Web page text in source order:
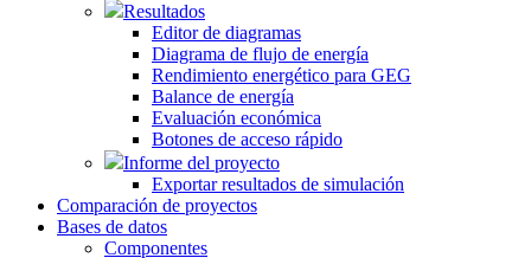
Resultados
Editor de diagramas
Diagrama de flujo de energía
Rendimiento energético para GEG
Balance de energía
Evaluación económica
Botones de acceso rápido
Informe del proyecto
Exportar resultados de simulación
Comparación de proyectos
Bases de datos
Componentes